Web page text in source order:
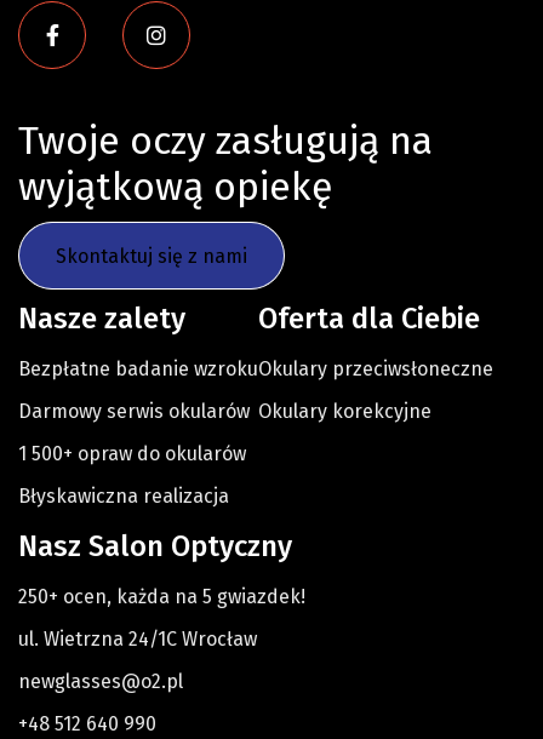
 
Twoje oczy zasługują na
wyjątkową opiekę
Skontaktuj się z nami
Nasze zalety
Bezpłatne badanie wzroku
Darmowy serwis okularów
1 500+ opraw do okularów
Błyskawiczna realizacja
Oferta dla Ciebie
Okulary przeciwsłoneczne
Okulary korekcyjne
Nasz Salon Optyczny
250+ ocen, każda na 5 gwiazdek!
ul. Wietrzna 24/1C Wrocław
newglasses@o2.pl
+48 512 640 990